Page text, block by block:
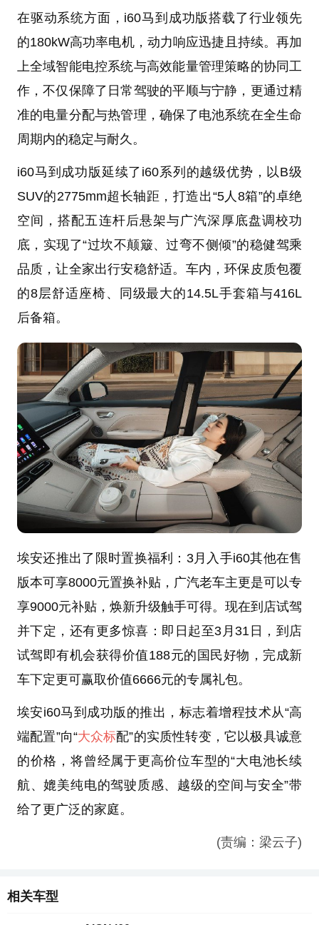
在驱动系统方面，i60马到成功版搭载了行业领先
的180kW高功率电机，动力响应迅捷且持续。再加
上全域智能电控系统与高效能量管理策略的协同工
作，不仅保障了日常驾驶的平顺与宁静，更通过精
准的电量分配与热管理，确保了电池系统在全生命
周期内的稳定与耐久。
i60马到成功版延续了i60系列的越级优势，以B级
SUV的2775mm超长轴距，打造出“5人8箱”的卓绝
空间，搭配五连杆后悬架与广汽深厚底盘调校功
底，实现了“过坎不颠簸、过弯不侧倾”的稳健驾乘
品质，让全家出行安稳舒适。车内，环保皮质包覆
的8层舒适座椅、同级最大的14.5L手套箱与416L
后备箱。
埃安还推出了限时置换福利：3月入手i60其他在售
版本可享8000元置换补贴，广汽老车主更是可以专
享9000元补贴，焕新升级触手可得。现在到店试驾
并下定，还有更多惊喜：即日起至3月31日，到店
试驾即有机会获得价值188元的国民好物，完成新
车下定更可赢取价值6666元的专属礼包。
埃安i60马到成功版的推出，标志着增程技术从“高
端配置”向“大众标配”的实质性转变，它以极具诚意
的价格，将曾经属于更高价位车型的“大电池长续
航、媲美纯电的驾驶质感、越级的空间与安全”带
给了更广泛的家庭。
(责编：梁云子)
相关车型